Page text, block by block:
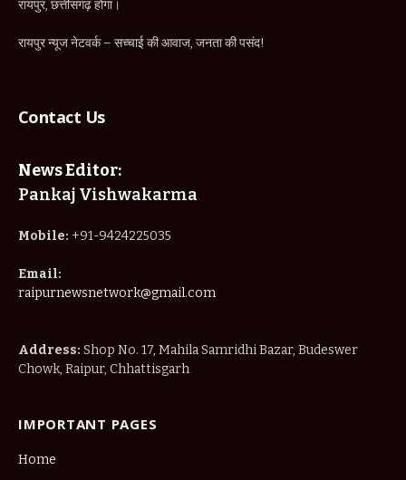
रायपुर, छत्तीसगढ़ होगा।
रायपुर न्यूज नेटवर्क – सच्चाई की आवाज, जनता की पसंद!
Contact Us
News Editor:
Pankaj Vishwakarma
Mobile: +91-9424225035
Email:
raipurnewsnetwork@gmail.com
Address: Shop No. 17, Mahila Samridhi Bazar, Budeswer
Chowk, Raipur, Chhattisgarh
IMPORTANT PAGES
Home